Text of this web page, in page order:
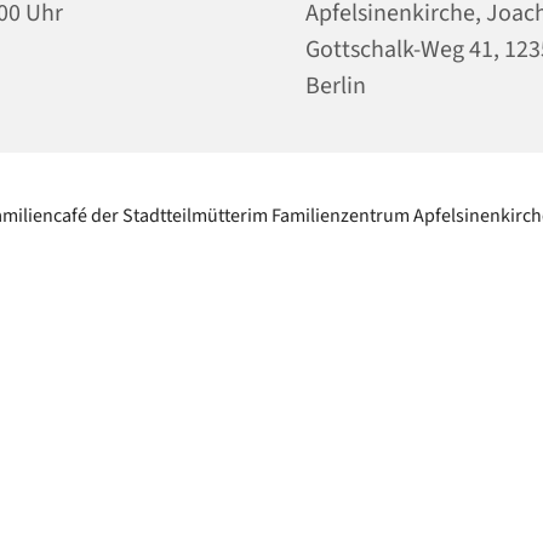
Uhr
Apfelsinenkirche,
Gottschalk-Weg 41,
Berlin
der Stadtteilmütterim Familienzentrum